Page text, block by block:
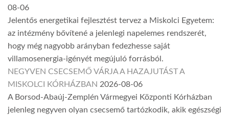
08-06
Jelentős energetikai fejlesztést tervez a Miskolci Egyetem:
az intézmény bővítené a jelenlegi napelemes rendszerét,
hogy még nagyobb arányban fedezhesse saját
villamosenergia-igényét megújuló forrásból.
NEGYVEN CSECSEMŐ VÁRJA A HAZAJUTÁST A
MISKOLCI KÓRHÁZBAN 2026-08-06
A Borsod-Abaúj-Zemplén Vármegyei Központi Kórházban
jelenleg negyven olyan csecsemő tartózkodik, akik egészségi